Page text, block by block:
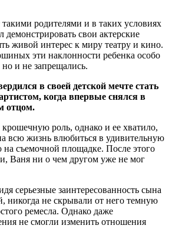
родителями и в таких условиях
демонстрировать свои актерские
живой интерес к миру театру и кино.
эти наклонности ребенка особо
и не запрещались.
в своей детской мечте стать
когда впервые снялся в
отцом.
роль, однако и ее хватило,
всю жизнь влюбиться в удивительную
съемочной площадке. После этого
Ваня ни о чем другом уже не мог
серьезные заинтересованность сына
никогда не скрывали от него темную
ремесла. Однако даже
не смогли изменить отношения